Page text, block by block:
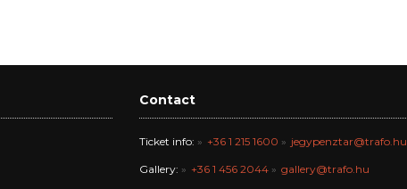
Contact
Ticket info: +36 1 215 1600 jegypenztar@trafo.hu
Gallery: +36 1 456 2044 gallery@trafo.hu